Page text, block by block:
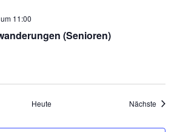
(Senioren)
11:00
Heute Nächste